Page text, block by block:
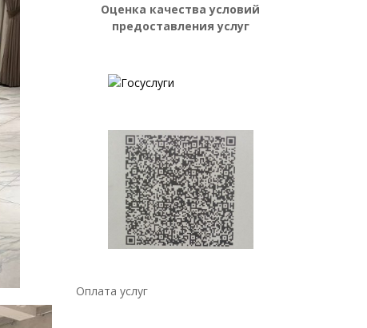
Оценка качества условий
предоставления услуг
Оплата услуг